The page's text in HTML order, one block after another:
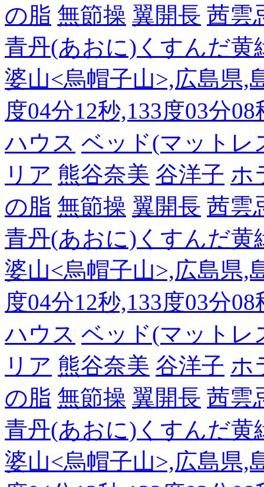
の脂 無節操 翼開長 茜雲
青丹(あおに)くすんだ黄
婆山<烏帽子山>,広島県,
度04分12秒,133度03分
ハウス ベッド(マットレ
リア 熊谷奈美 谷洋子 ホ
の脂 無節操 翼開長 茜雲
青丹(あおに)くすんだ黄
婆山<烏帽子山>,広島県,
度04分12秒,133度03分
ハウス ベッド(マットレ
リア 熊谷奈美 谷洋子 ホ
の脂 無節操 翼開長 茜雲
青丹(あおに)くすんだ黄
婆山<烏帽子山>,広島県,